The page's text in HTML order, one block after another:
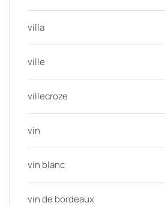
villa
ville
villecroze
vin
vin blanc
vin de bordeaux